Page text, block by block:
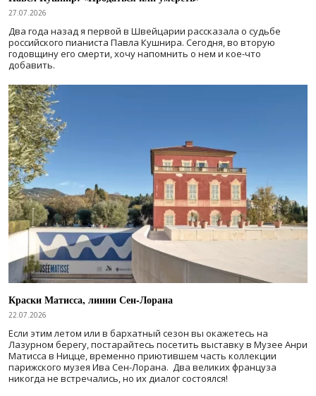
27.07.2026
Два года назад я первой в Швейцарии рассказала о судьбе
российского пианиста Павла Кушнира. Сегодня, во вторую
годовщину его смерти, хочу напомнить о нем и кое-что
добавить.
Краски Матисса, линии Сен-Лорана
22.07.2026
Если этим летом или в бархатный сезон вы окажетесь на
Лазурном берегу, постарайтесь посетить выставку в Музее Анри
Матисса в Ницце, временно приютившем часть коллекции
парижского музея Ива Сен-Лорана. Два великих француза
никогда не встречались, но их диалог состоялся!